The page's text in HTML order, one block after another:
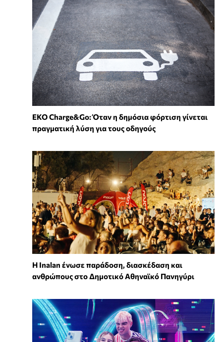
EKO Charge&Go: Όταν η δημόσια φόρτιση γίνεται
πραγματική λύση για τους οδηγούς
Η Inalan ένωσε παράδοση, διασκέδαση και
ανθρώπους στο Δημοτικό Αθηναϊκό Πανηγύρι